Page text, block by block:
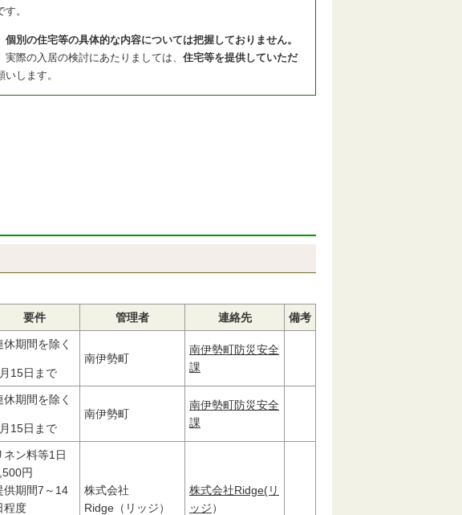
。
個別の住宅等の具体的な内容については把握しておりません。
際の入居の検討にあたりましては、 住宅等を提供していただ
いします。
要件 管理者 連絡先 備考
休期間を除く
15日まで
南伊勢町
南伊勢町防災安全
課
休期間を除く
15日まで
南伊勢町
南伊勢町防災安全
課
ネン料等1日
円
供期間7～14
程度
株式会社
Ridge（リッジ）
株式会社Ridge(リ
ッジ）